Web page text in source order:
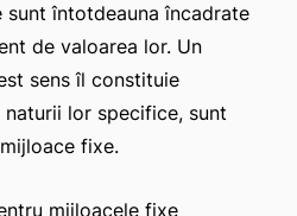
întotdeauna încadrate
de valoarea lor. Un
sens îl constituie
lor specifice, sunt
fixe.
mijloacele fixe